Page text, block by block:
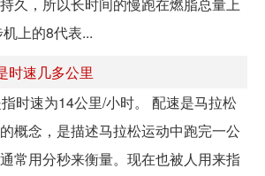
上的8代表...
时速几多公里
时速为14公里/小时。 配速是马拉松
概念，是描述马拉松运动中跑完一公
常用分秒来衡量。现在也被人用来指